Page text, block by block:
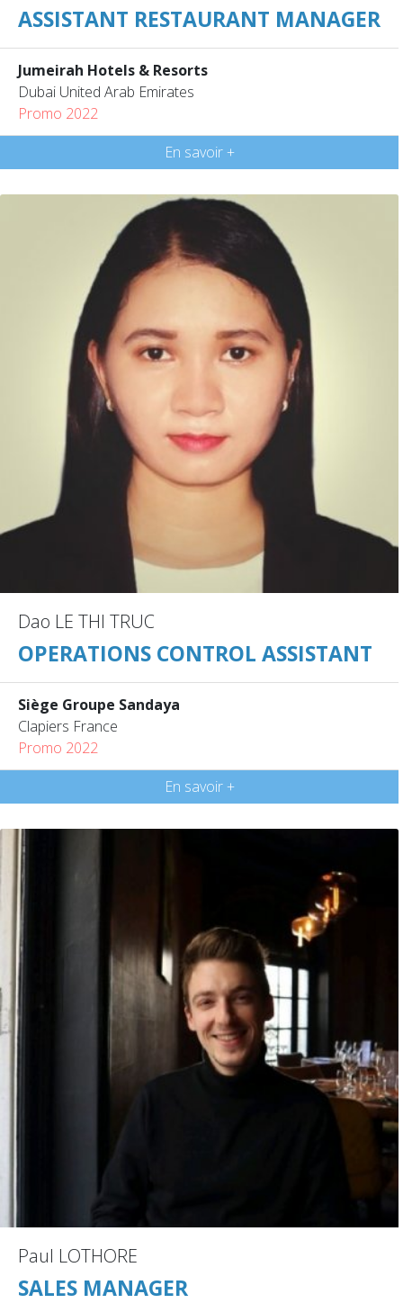
ASSISTANT RESTAURANT MANAGER
Jumeirah Hotels & Resorts
Dubai United Arab Emirates
Promo 2022
En savoir +
Dao LE THI TRUC
OPERATIONS CONTROL ASSISTANT
Siège Groupe Sandaya
Clapiers France
Promo 2022
En savoir +
Paul LOTHORE
SALES MANAGER